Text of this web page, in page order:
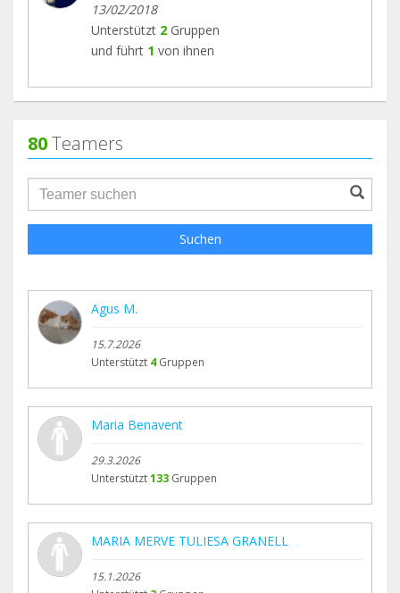
13/02/2018
Unterstützt 2 Gruppen
und führt 1 von ihnen
80Teamers
groupProfile.searchForm.search.text???
Suchen
Agus M.
15.7.2026
Unterstützt 4 Gruppen
Maria Benavent
29.3.2026
Unterstützt133 Gruppen
MARIA MERVE TULIESA GRANELL
15.1.2026